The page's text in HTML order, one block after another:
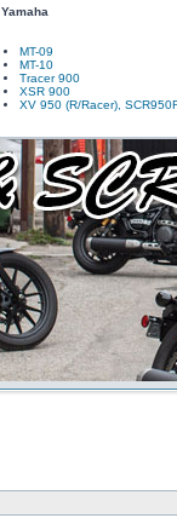
Yamaha
MT-09
MT-10
Tracer 900
XSR 900
XV 950 (R/Racer),